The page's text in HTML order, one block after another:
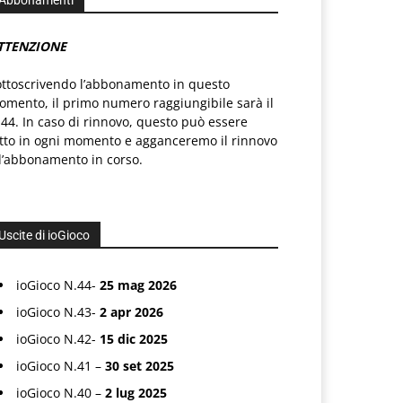
l’abbonamento in questo
il primo numero raggiungibile sarà il
In caso di rinnovo, questo può essere
in ogni momento e agganceremo il rinnovo
in corso.
Uscite di ioGioco
ioGioco N.44- 25 mag 2026
ioGioco N.43- 2 apr 2026
ioGioco N.42- 15 dic 2025
ioGioco N.41 – 30 set 2025
ioGioco N.40 – 2 lug 2025